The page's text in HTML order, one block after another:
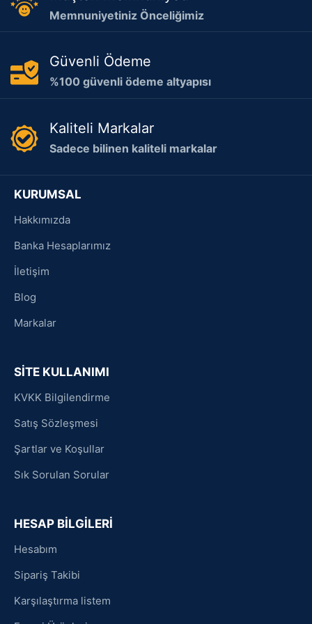
Memnuniyetiniz Önceliğimiz
Güvenli Ödeme
%100 güvenli ödeme altyapısı
Kaliteli Markalar
Sadece bilinen kaliteli markalar
KURUMSAL
Hakkımızda
Banka Hesaplarımız
İletişim
Blog
Markalar
SİTE KULLANIMI
KVKK Bilgilendirme
Satış Sözleşmesi
Şartlar ve Koşullar
Sık Sorulan Sorular
HESAP BİLGİLERİ
Hesabım
Sipariş Takibi
Karşılaştırma listem